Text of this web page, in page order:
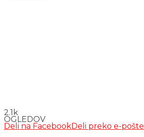
2.1k
OGLEDOV
Deli na FacebookDeli preko e-pošte